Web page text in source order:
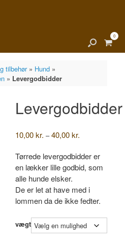
View
0
tilbehør» Hund»
» Levergodbidder
Levergodbidder
10,00kr. – 40,00kr.
til
40,00 kr.
Tørrede levergodbidder er
en lækker lille godbid, som
alle hunde elsker.
De er let at have med i
lommen da de ikke fedter.
vægt